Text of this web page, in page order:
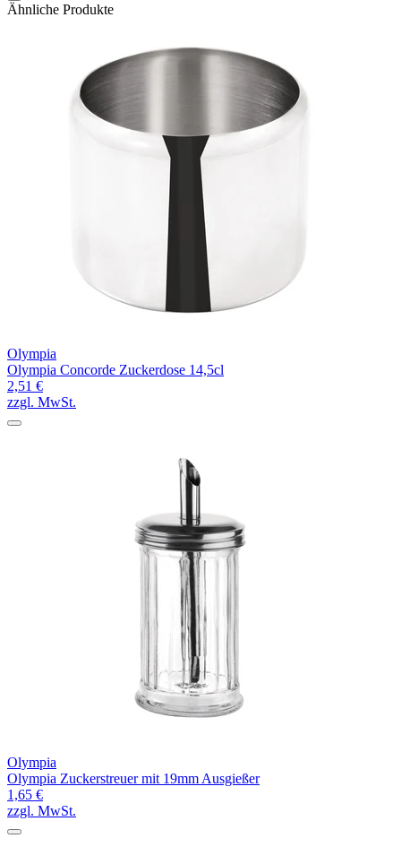
Ähnliche Produkte
Olympia
Olympia Concorde Zuckerdose 14,5cl
2,51 €
zzgl. MwSt.
Olympia
Olympia Zuckerstreuer mit 19mm Ausgießer
1,65 €
zzgl. MwSt.